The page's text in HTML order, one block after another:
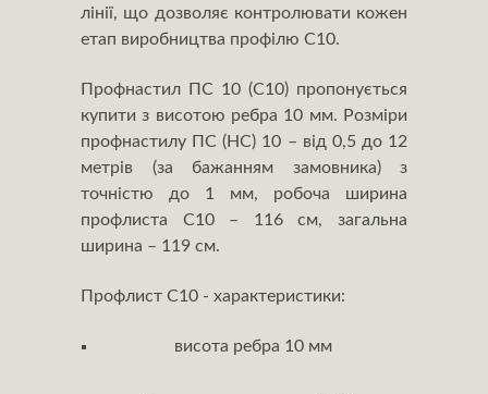
лінії, що дозволяє контролювати кожен
етап виробництва профілю С10.
Профнастил ПС 10 (С10) пропонується
купити з висотою ребра 10 мм. Розміри
профнастилу ПС (НС) 10 – від 0,5 до 12
метрів (за бажанням замовника) з
точністю до 1 мм, робоча ширина
профлиста С10 – 116 см, загальна
ширина – 119 см.
Профлист С10 - характеристики:
висота ребра 10 мм